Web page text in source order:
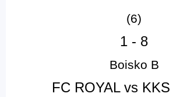
(6)
1 - 8
Boisko B
FC ROYAL vs